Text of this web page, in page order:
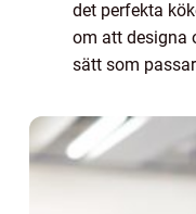
det perfekta
om att designa
sätt som